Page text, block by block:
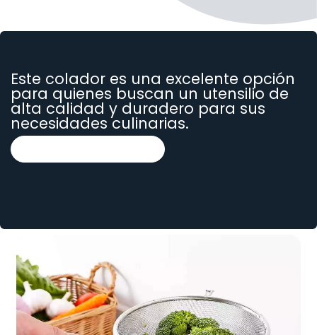
Este colador es una excelente opción
para quienes buscan un utensilio de
alta calidad y duradero para sus
necesidades culinarias.